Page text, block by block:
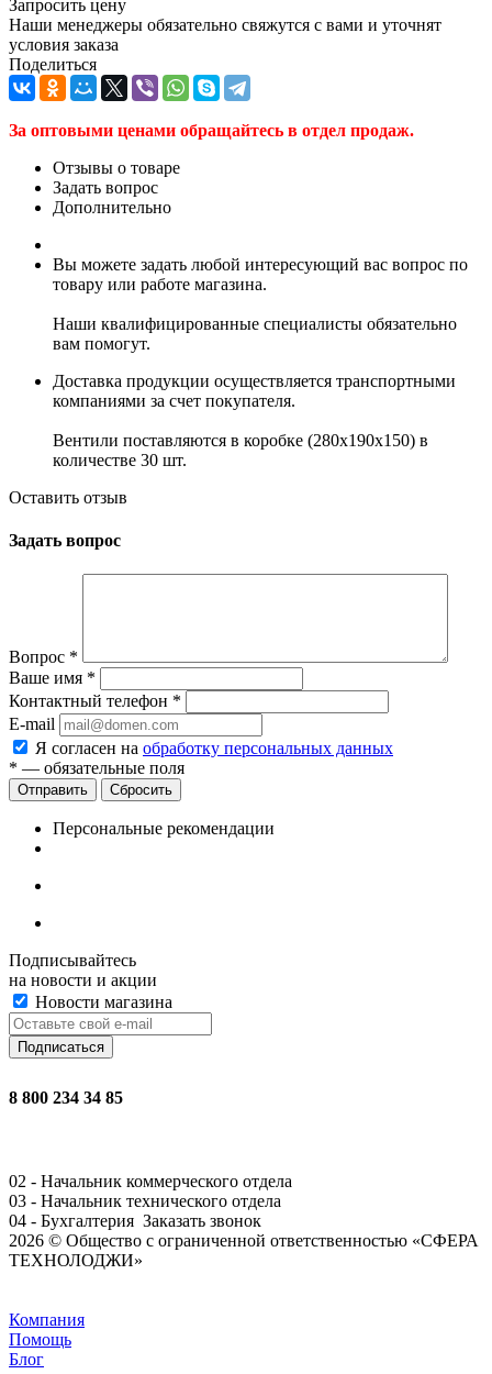
Запросить цену
Наши менеджеры обязательно свяжутся с вами и уточнят
условия заказа
Поделиться
За оптовыми ценами обращайтесь в отдел продаж.
Отзывы о товаре
Задать вопрос
Дополнительно
Вы можете задать любой интересующий вас вопрос по
товару или работе магазина.
Наши квалифицированные специалисты обязательно
вам помогут.
Доставка продукции осуществляется транспортными
компаниями за счет покупателя.
Вентили поставляются в коробке (280x190x150) в
количестве 30 шт.
Оставить отзыв
Задать вопрос
Вопрос *
Ваше имя *
Контактный телефон *
E-mail
Я согласен на обработку персональных данных
* — обязательные поля
Сбросить
Персональные рекомендации
Подписывайтесь
на новости и акции
Новости магазина
8 800 234 34 85
02 - Начальник коммерческого отдела
03 - Начальник технического отдела
04 - Бухгалтерия Заказать звонок
2026 © Общество с ограниченной ответственностью «СФЕРА
ТЕХНОЛОДЖИ»
Компания
Помощь
Блог